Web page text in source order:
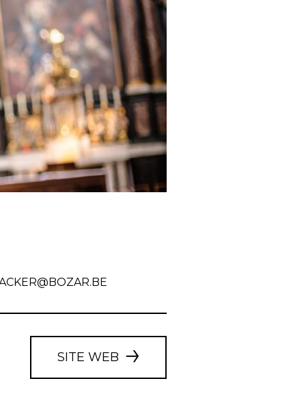
SITE WEB